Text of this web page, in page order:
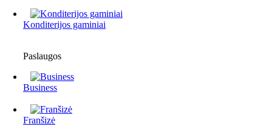
Konditerijos gaminiai
Paslaugos
Business
Franšizė